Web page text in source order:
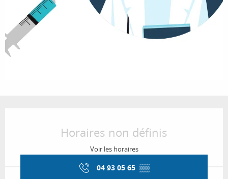
Horaires non définis
Voir les horaires
04 93 05 65 ▒▒